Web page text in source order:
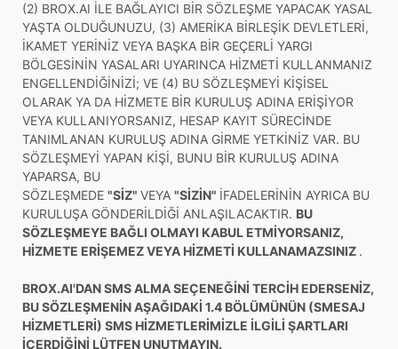
(2) BROX.AI İLE BAĞLAYICI BİR SÖZLEŞME YAPACAK YASAL
YAŞTA OLDUĞUNUZU, (3) AMERİKA BİRLEŞİK DEVLETLERİ,
İKAMET YERİNİZ VEYA BAŞKA BİR GEÇERLİ YARGI
BÖLGESİNİN YASALARI UYARINCA HİZMETİ KULLANMANIZ
ENGELLENDİĞİNİZİ; VE (4) BU SÖZLEŞMEYİ KİŞİSEL
OLARAK YA DA HİZMETE BİR KURULUŞ ADINA ERİŞİYOR
VEYA KULLANIYORSANIZ, HESAP KAYIT SÜRECİNDE
TANIMLANAN KURULUŞ ADINA GİRME YETKİNİZ VAR. BU
SÖZLEŞMEYİ YAPAN KİŞİ, BUNU BİR KURULUŞ ADINA
YAPARSA, BU
SÖZLEŞMEDE"SİZ"VEYA"SİZİN" İFADELERİNİN AYRICA BU
KURULUŞA GÖNDERİLDİĞİ ANLAŞILACAKTIR. BU
SÖZLEŞMEYE BAĞLI OLMAYI KABUL ETMİYORSANIZ,
HİZMETE ERİŞEMEZ VEYA HİZMETİ KULLANAMAZSINIZ .
BROX.AI'DAN SMS ALMA SEÇENEĞİNİ TERCİH EDERSENİZ,
BU SÖZLEŞMENİN AŞAĞIDAKİ 1.4 BÖLÜMÜNÜN (SMESAJ
HİZMETLERİ) SMS HİZMETLERİMİZLE İLGİLİ ŞARTLARI
İÇERDİĞİNİ LÜTFEN UNUTMAYIN.